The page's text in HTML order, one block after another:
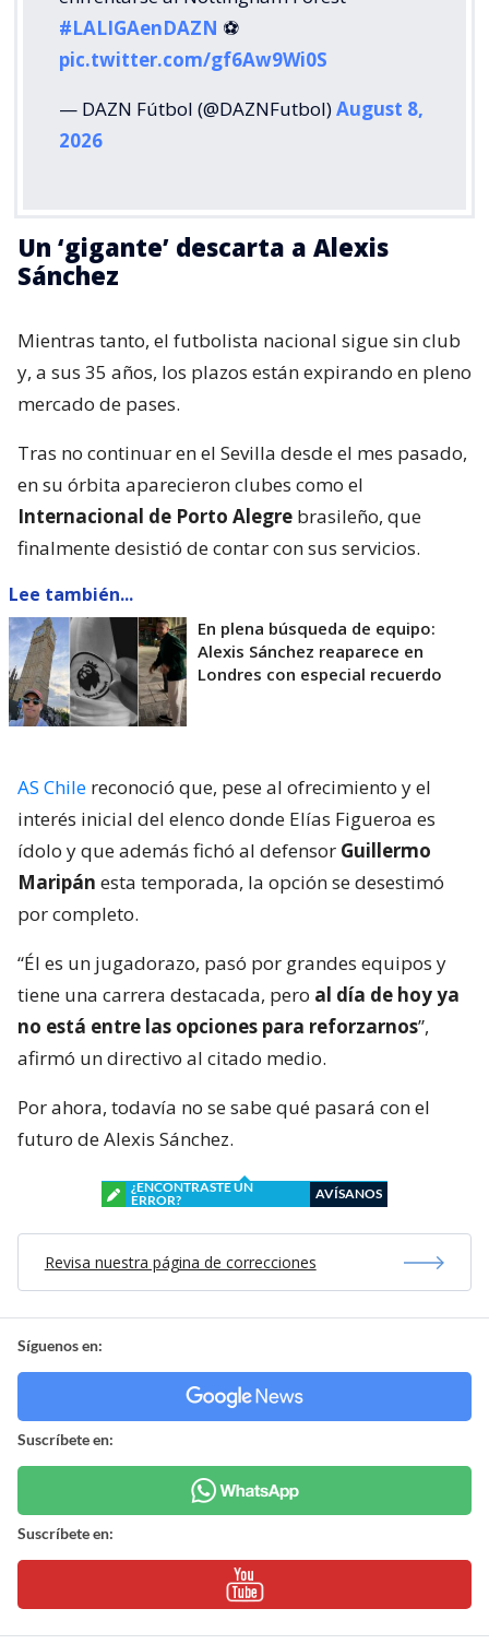
#LALIGAenDAZN ⚽️
pic.twitter.com/gf6Aw9Wi0S
— DAZN Fútbol (@DAZNFutbol)August 8,
2026
Un ‘gigante’ descarta a Alexis
Sánchez
Mientras tanto, el futbolista nacional sigue sin club
y, a sus 35 años, los plazos están expirando en pleno
mercado de pases.
Tras no continuar en el Sevilla desde el mes pasado,
en su órbita aparecieron clubes como el
Internacional de Porto Alegre brasileño, que
finalmente desistió de contar con sus servicios.
Lee también...
En plena búsqueda de equipo:
Alexis Sánchez reaparece en
Londres con especial recuerdo
AS Chile reconoció que, pese al ofrecimiento y el
interés inicial del elenco donde Elías Figueroa es
ídolo y que además fichó al defensor Guillermo
Maripán esta temporada, la opción se desestimó
por completo.
“Él es un jugadorazo, pasó por grandes equipos y
tiene una carrera destacada, pero al día de hoy ya
no está entre las opciones para reforzarnos”,
afirmó un directivo al citado medio.
Por ahora, todavía no se sabe qué pasará con el
futuro de Alexis Sánchez.
¿ENCONTRASTE UN
ERROR?
AVÍSANOS
Revisa nuestra página de correcciones
Síguenos en:
Suscríbete en:
Suscríbete en: